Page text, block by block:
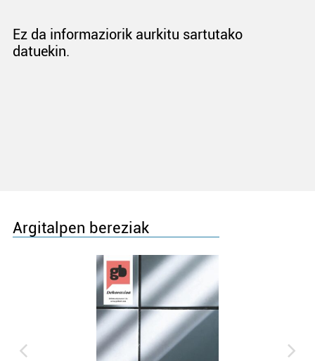
Ez da informaziorik aurkitu sartutako
datuekin.
Argitalpen bereziak